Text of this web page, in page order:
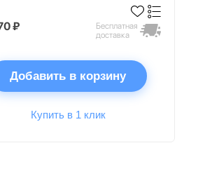
₽
Бесплатная
доставка
Добавить в корзину
Купить в 1 клик